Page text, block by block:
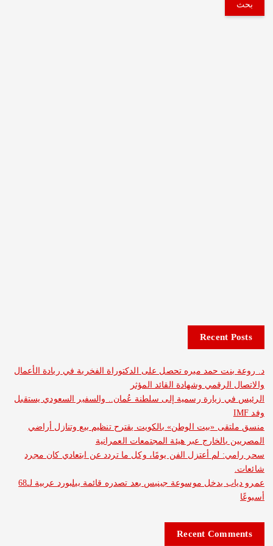
Recent
حمد ميره تحصل على الدكتوراة الفخرية في ريادة الأعمال
وشهادة القائد المؤثر
زيارة رسمية إلى سلطنة عُمان.. والسفير السعودي يستقبل
«بيت الوطن» بالكويت يقترح تنظيم بيع وتنازل أراضي
عبر هيئة المجتمعات العمرانية
لم أعتزل الفن يومًا، وكل ما تردد عن ابتعادي كان مجرد
عمرو دياب يدخل موسوعة جينيس بعد تصدره قائمة بيلبورد عربية لـ68
Recent